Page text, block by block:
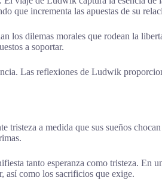
que incrementa las apuestas de su
los dilemas morales que rodean la
a soportar.
Las reflexiones de Ludwik
a medida que sus sueños
tanto esperanza como tristeza. En
así como los sacrificios que exige.